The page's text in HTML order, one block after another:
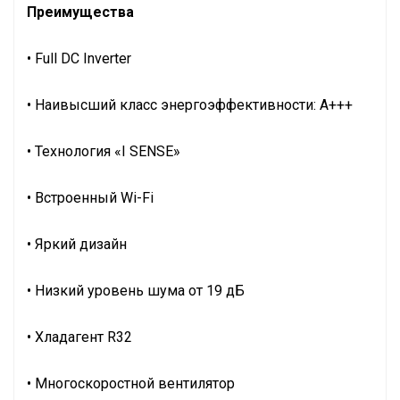
Преимущества
• Full DC Inverter
• Наивысший класс энергоэффективности: A+++
• Технология «I SENSE»
• Встроенный Wi-Fi
• Яркий дизайн
• Низкий уровень шума от 19 дБ
• Хладагент R32
• Многоскоростной вентилятор